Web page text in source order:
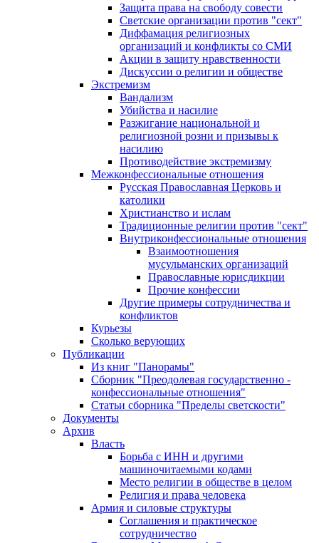
Защита права на свободу совести
Светские организации против "сект"
Диффамация религиозных
организаций и конфликты со СМИ
Акции в защиту нравственности
Дискуссии о религии и обществе
Экстремизм
Вандализм
Убийства и насилие
Разжигание национальной и
религиозной розни и призывы к
насилию
Противодействие экстремизму
Межконфессиональные отношения
Русская Православная Церковь и
католики
Христианство и ислам
Традиционные религии против "сект"
Внутриконфессиональные отношения
Взаимоотношения
мусульманских организаций
Православные юрисдикции
Прочие конфессии
Другие примеры сотрудничества и
конфликтов
Курьезы
Сколько верующих
Публикации
Из книг "Панорамы"
Сборник "Преодолевая государственно -
конфессиональные отношения"
Статьи сборника "Пределы светскости"
Документы
Архив
Власть
Борьба с ИНН и другими
машиночитаемыми кодами
Место религии в обществе в целом
Религия и права человека
Армия и силовые структуры
Соглашения и практическое
сотрудничество